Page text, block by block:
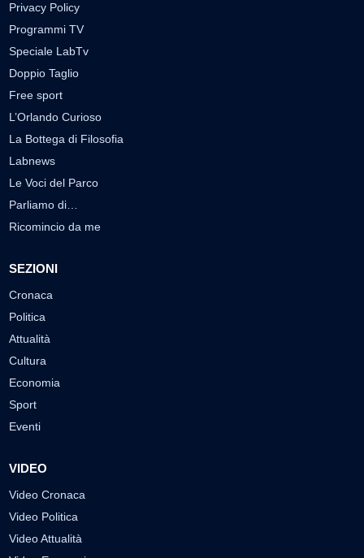
Privacy Policy
Programmi TV
Speciale LabTv
Doppio Taglio
Free sport
L’Orlando Curioso
La Bottega di Filosofia
Labnews
Le Voci del Parco
Parliamo di…
Ricomincio da me
SEZIONI
Cronaca
Politica
Attualità
Cultura
Economia
Sport
Eventi
VIDEO
Video Cronaca
Video Politica
Video Attualità